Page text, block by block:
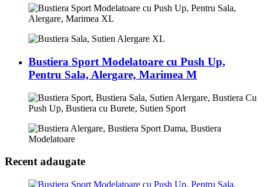
Bustiera Sport Modelatoare cu Push Up,
Pentru Sala, Alergare, Marimea M
Recent adaugate